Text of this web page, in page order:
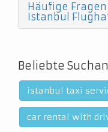
Häufige
Istanbul
Beliebte
istanbul taxi
car rental with